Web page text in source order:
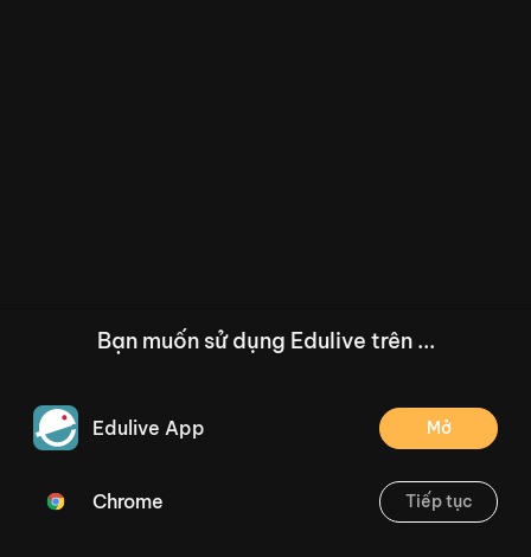
/--
Thoát
Bạn muốn sử dụng Edulive trên ...
Edulive App Mở
Chrome Tiếp tục